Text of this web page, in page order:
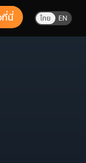
ที่นี่